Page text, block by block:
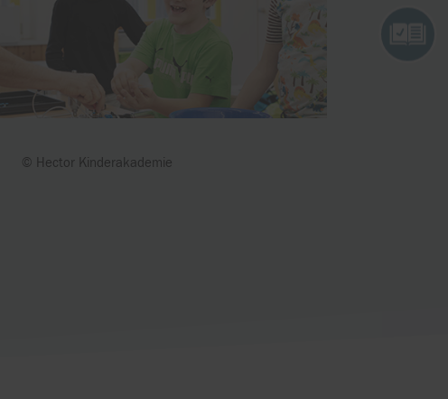
© Hector Kinderakademie